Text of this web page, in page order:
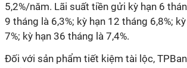
5,2%/năm. Lãi suất tiền gửi kỳ hạn 6
9 tháng là 6,3%; kỳ hạn 12 tháng 6,8%;
7%; kỳ hạn 36 tháng là 7,4%.
Đối với sản phẩm tiết kiệm tài lộc,